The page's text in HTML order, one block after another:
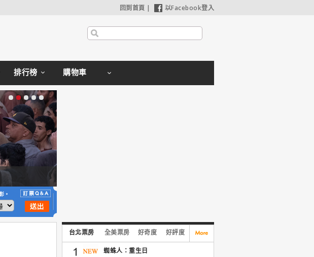
回到首頁 | 以Facebook登入
排行榜 購物車
台北票房 全美票房 好奇度 好評度
蜘蛛人：重生日